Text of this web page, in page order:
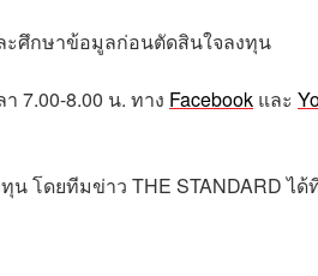
ะศึกษาข้อมูลก่อนตัดสินใจลงทุน
า 7.00-8.00 น. ทาง Facebook และ
น โดยทีมข่าว THE STANDARDได้